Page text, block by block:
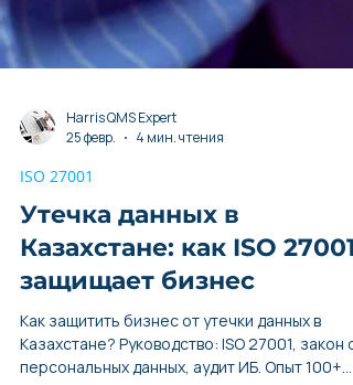
25 февр.
4 мин. чтения
ISO 27001
Утечка данных в
Казахстане: как ISO 27001